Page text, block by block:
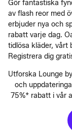
Gör fantastiska
av flash reor med
erbjuder nya och
rabatt varje dag.
tidlösa kläder, vårt
Registrera dig
Utforska Lounge
och
75%* rabatt i vår